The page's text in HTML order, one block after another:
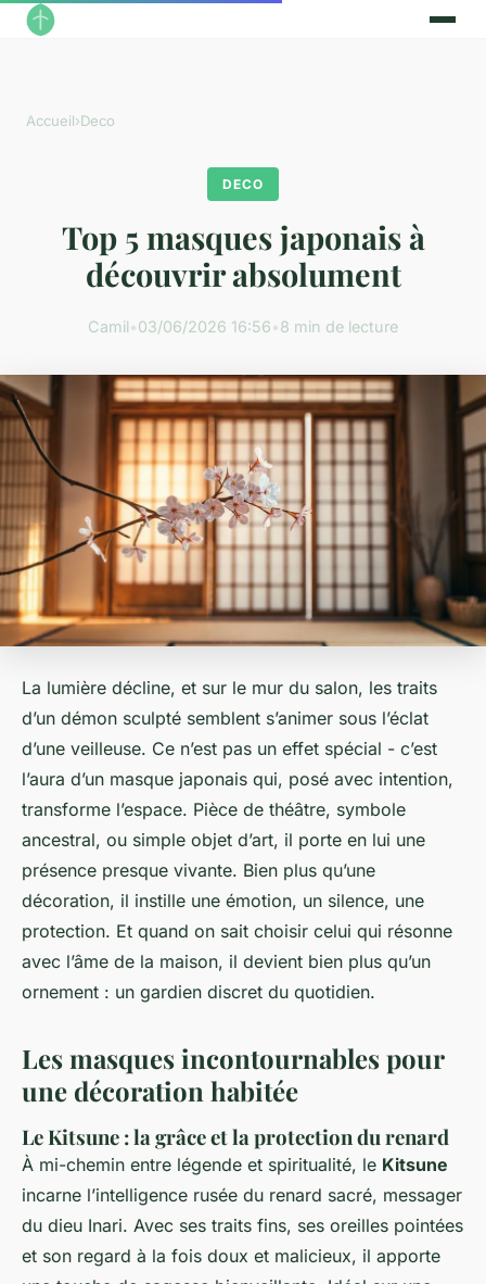
Accueil›Deco
DECO
Top 5 masques japonais à
découvrir absolument
Camil•03/06/2026 16:56•8 min de lecture
La lumière décline, et sur le mur du salon, les traits
d’un démon sculpté semblent s’animer sous l’éclat
d’une veilleuse. Ce n’est pas un effet spécial - c’est
l’aura d’un masque japonais qui, posé avec intention,
transforme l’espace. Pièce de théâtre, symbole
ancestral, ou simple objet d’art, il porte en lui une
présence presque vivante. Bien plus qu’une
décoration, il instille une émotion, un silence, une
protection. Et quand on sait choisir celui qui résonne
avec l’âme de la maison, il devient bien plus qu’un
ornement : un gardien discret du quotidien.
Les masques incontournables pour
une décoration habitée
Le Kitsune : la grâce et la protection du renard
À mi-chemin entre légende et spiritualité, le Kitsune
incarne l’intelligence rusée du renard sacré, messager
du dieu Inari. Avec ses traits fins, ses oreilles pointées
et son regard à la fois doux et malicieux, il apporte